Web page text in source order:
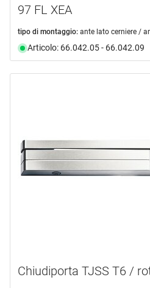
97 FL XEA
tipo di montaggio: ante lato cerniere / ante lato opposto
Articolo: 66.042.05 - 66.042.09
Chiudiporta TJSS T6 /